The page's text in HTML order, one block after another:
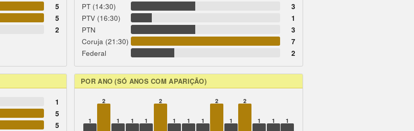
5
5
2
PT (14:30)
3
PTV (16:30)
1
PTN
3
Coruja (21:30)
7
Federal
2
1
5
5
POR ANO (SÓ ANOS COM APARIÇÃO)
1
2
1 1 1
2
1 1 1
2
1
2
1 1 1